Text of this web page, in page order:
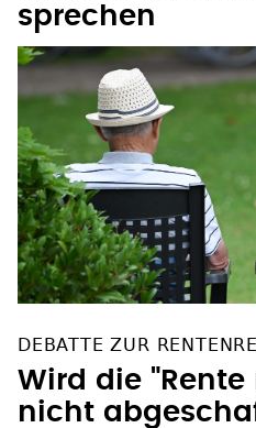
sprechen
DEBATTE ZUR
Wird die
nicht